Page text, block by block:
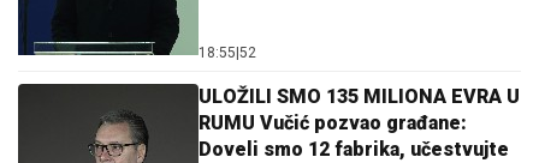
18:55 52
ULOŽILI SMO 135 MILIONA EVRA U
RUMU Vučić pozvao građane:
Doveli smo 12 fabrika, učestvujte